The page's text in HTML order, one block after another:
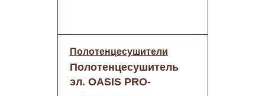
Полотенцесушители
Полотенцесушитель
эл. OASIS PRO-